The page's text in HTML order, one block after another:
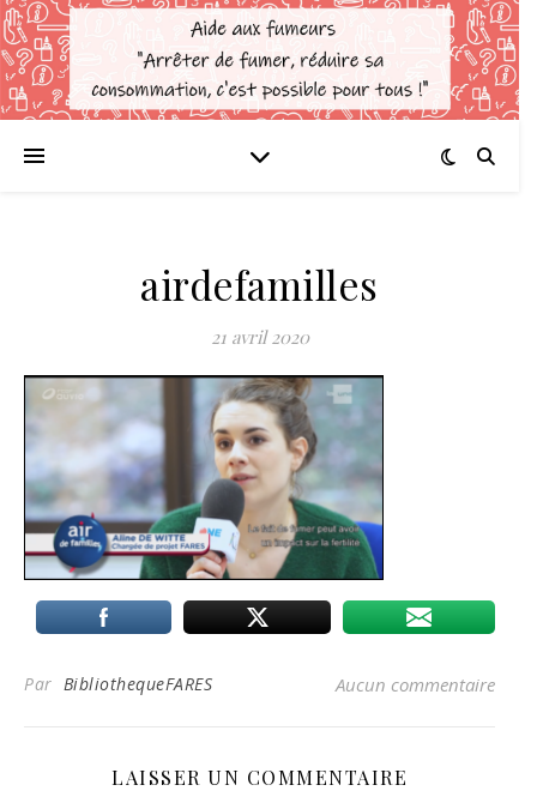
airdefamilles
21 avril 2020
Par BibliothequeFARES Aucun commentaire
LAISSER UN COMMENTAIRE